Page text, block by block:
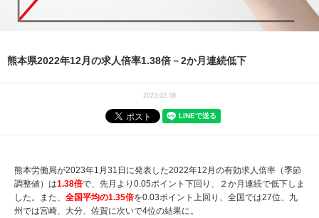
熊本県2022年12月の求人倍率1.38倍－2か月連続低下
2023.02.08
熊本労働局が2023年1月31日に発表した2022年12月の有効求人倍率（季節
調整値）は1.38倍で、先月より0.05ポイント下回り、２か月連続で低下しま
した。また、 全国平均の1.35倍を0.03ポイント上回り、全国では27位、九
州では宮崎、大分、佐賀に次いで4位の結果に。